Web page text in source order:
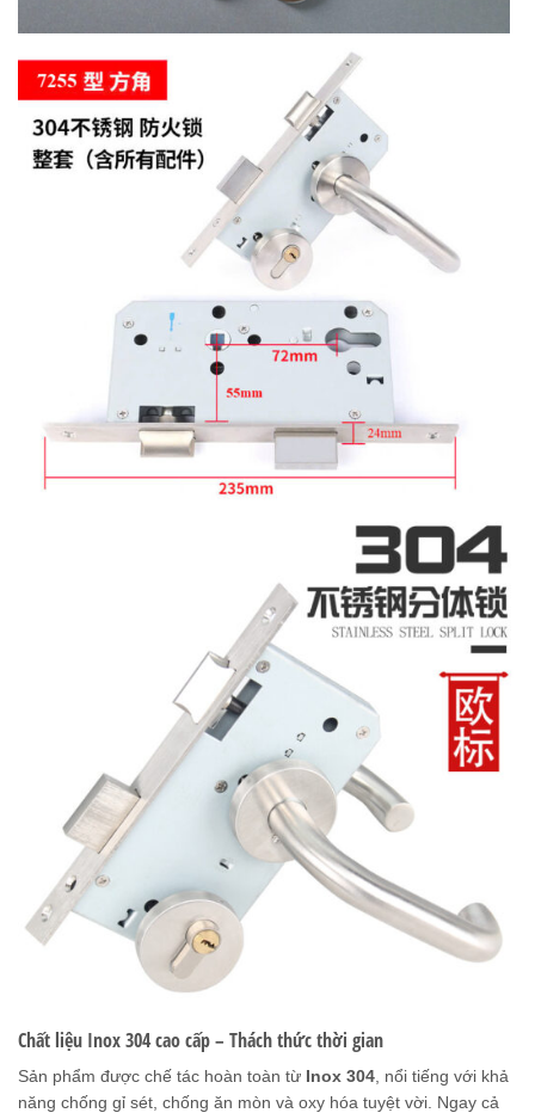
Chất liệu Inox 304 cao cấp – Thách thức thời gian
Sản phẩm được chế tác hoàn toàn từ Inox 304 , nổi tiếng với khả
năng chống gỉ sét, chống ăn mòn và oxy hóa tuyệt vời. Ngay cả